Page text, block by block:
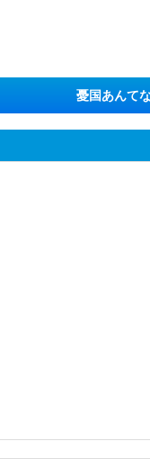
憂国あんて